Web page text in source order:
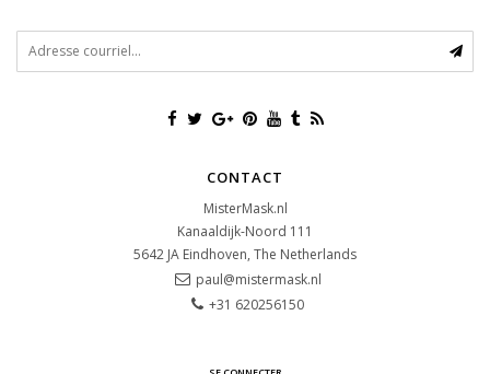
CONTACT
MisterMask.nl
Kanaaldijk-Noord 111
5642 JA Eindhoven, The Netherlands
paul@mistermask.nl
+31 620256150